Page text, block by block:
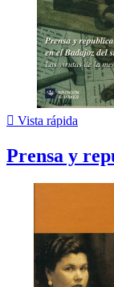
 Vista rápida
Prensa y